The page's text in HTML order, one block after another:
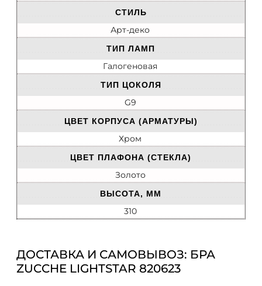
СТИЛЬ
Арт-деко
ТИП ЛАМП
Галогеновая
ТИП ЦОКОЛЯ
G9
ЦВЕТ КОРПУСА (АРМАТУРЫ)
Хром
ЦВЕТ ПЛАФОНА (СТЕКЛА)
Золото
ВЫСОТА, ММ
310
ДОСТАВКА И САМОВЫВОЗ: БРА
ZUCCHE LIGHTSTAR 820623